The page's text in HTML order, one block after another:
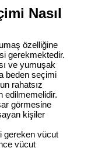
Nasıl
özelliğine
gerekmektedir.
ve yumuşak
beden seçimi
rahatsız
edilmemelidir.
görmesine
kişiler
gereken vücut
vücut